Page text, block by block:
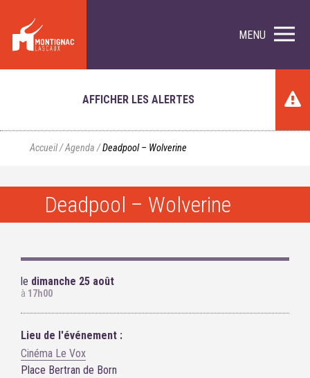
MENU
AFFICHER LES ALERTES
Accueil/Agenda /Deadpool – Wolverine
Deadpool – Wolverine
le dimanche 25 août
à 17h00
Lieu de l'événement :
Cinéma Le Vox
Place Bertran de Born